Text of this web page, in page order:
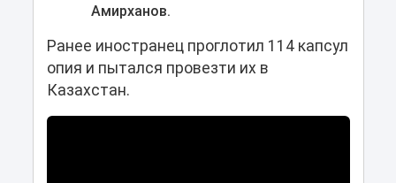
Амирханов.
Ранее иностранец проглотил 114 капсул
опия и пытался провезти их в
Казахстан.